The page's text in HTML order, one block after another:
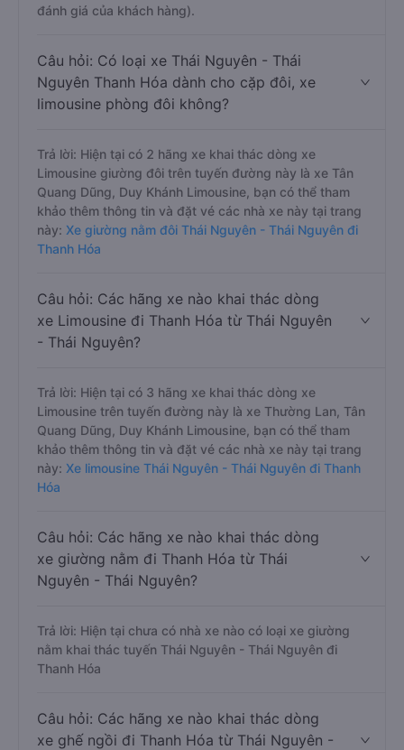
đánh giá của khách hàng).
Câu hỏi: Có loại xe Thái Nguyên - Thái
Nguyên Thanh Hóa dành cho cặp đôi, xe
limousine phòng đôi không?
Trả lời: Hiện tại có 2 hãng xe khai thác dòng xe
Limousine giường đôi trên tuyến đường này là xe Tân
Quang Dũng, Duy Khánh Limousine, bạn có thể tham
khảo thêm thông tin và đặt vé các nhà xe này tại trang
này: Xe giường nằm đôi Thái Nguyên - Thái Nguyên đi
Thanh Hóa
Câu hỏi: Các hãng xe nào khai thác dòng
xe Limousine đi Thanh Hóa từ Thái Nguyên
- Thái Nguyên?
Trả lời: Hiện tại có 3 hãng xe khai thác dòng xe
Limousine trên tuyến đường này là xe Thường Lan, Tân
Quang Dũng, Duy Khánh Limousine, bạn có thể tham
khảo thêm thông tin và đặt vé các nhà xe này tại trang
này: Xe limousine Thái Nguyên - Thái Nguyên đi Thanh
Hóa
Câu hỏi: Các hãng xe nào khai thác dòng
xe giường nằm đi Thanh Hóa từ Thái
Nguyên - Thái Nguyên?
Trả lời: Hiện tại chưa có nhà xe nào có loại xe giường
nằm khai thác tuyến Thái Nguyên - Thái Nguyên đi
Thanh Hóa
Câu hỏi: Các hãng xe nào khai thác dòng
xe ghế ngồi đi Thanh Hóa từ Thái Nguyên -